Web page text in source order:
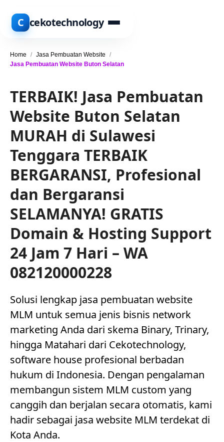
C cekotechnology
Home / Jasa Pembuatan Website
/
Jasa Pembuatan Website Buton Selatan
TERBAIK! Jasa Pembuatan
Website Buton Selatan
MURAH di Sulawesi
Tenggara TERBAIK
BERGARANSI, Profesional
dan Bergaransi
SELAMANYA! GRATIS
Domain & Hosting Support
24 Jam 7 Hari – WA
082120000228
Solusi lengkap jasa pembuatan website
MLM untuk semua jenis bisnis network
marketing Anda dari skema Binary, Trinary,
hingga Matahari dari Cekotechnology,
software house profesional berbadan
hukum di Indonesia. Dengan pengalaman
membangun sistem MLM custom yang
canggih dan berjalan secara otomatis, kami
hadir sebagai jasa website MLM terdekat di
Kota Anda.